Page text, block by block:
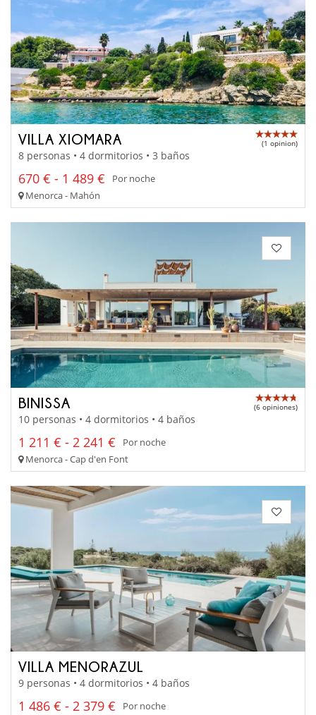
VILLA XIOMARA (1 opinion)
8 personas • 4 dormitorios • 3 baños
670 € - 1 489 €
Por noche
Menorca - Mahón
BINISSA (6 opiniones)
10 personas • 4 dormitorios • 4 baños
1 211 € - 2 241 €
Por noche
Menorca - Cap d'en Font
VILLA MENORAZUL
9 personas • 4 dormitorios • 4 baños
1 486 € - 2 379 €
Por noche